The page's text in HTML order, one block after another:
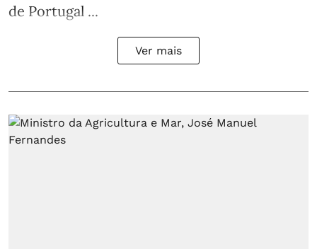
de Portugal ...
Ver mais